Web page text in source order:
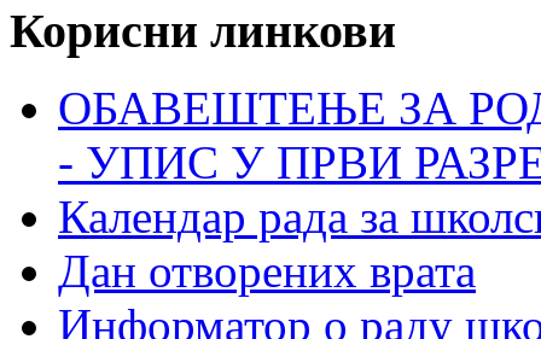
Корисни линкови
ОБАВЕШТЕЊЕ ЗА
- УПИС У ПРВИ
Календар рада за
Дан отворених врата
Информатор о раду